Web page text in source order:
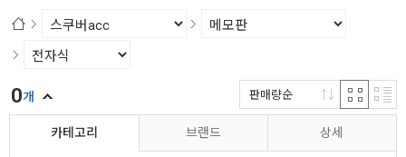
카테고리 브랜드 상세
0개 판매량순